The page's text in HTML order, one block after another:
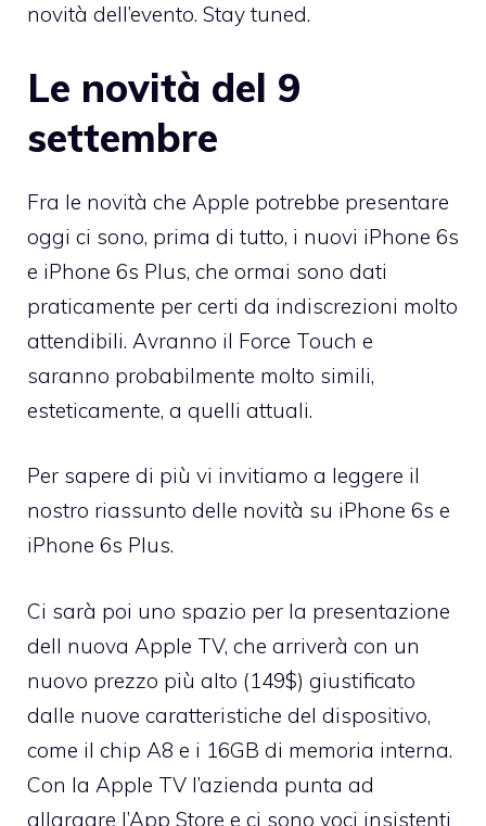
novità dell’evento. Stay tuned.
Le novità del 9
settembre
Fra le novità che Apple potrebbe presentare
oggi ci sono, prima di tutto, i nuovi iPhone 6s
e iPhone 6s Plus, che ormai sono dati
praticamente per certi da indiscrezioni molto
attendibili. Avranno il Force Touch e
saranno probabilmente molto simili,
esteticamente, a quelli attuali.
Per sapere di più vi invitiamo a leggere il
nostro riassunto delle novità su iPhone 6s e
iPhone 6s Plus.
Ci sarà poi uno spazio per la presentazione
dell nuova Apple TV, che arriverà con un
nuovo prezzo più alto (149$) giustificato
dalle nuove caratteristiche del dispositivo,
come il chip A8 e i 16GB di memoria interna.
Con la Apple TV l’azienda punta ad
allargare l’App Store e ci sono voci insistenti